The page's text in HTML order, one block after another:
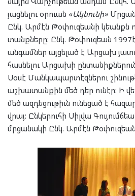
յաց­նե­լու օր­ուա­ն «Ակ­նու­նի»
Ընկ. Ար­մէն Թօ­փուզ­եա­նի
տանք­նե­րը: Ընկ. Թօ­փուզ­եան
ան­գամ­ներ այ­ցե­լած է Ար­ցախ
հաս­նե­լու Ար­ցա­խի
Սօ­սէ Ման­կա­պար­տէզ­նե­րու
աշ­խա­տան­քին մեծ դեր ու­նէր: Ի
մեծ ազ­դե­ցու­թիւն ու­նե­ցած է
վրայ: Ըն­կե­րու­հի Սիլ­վա
մրցանակի Ընկ. Ար­մէն